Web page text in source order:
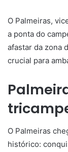
O Palmeiras,
a ponta do
afastar da zona
crucial para
O Palmeiras
histórico: